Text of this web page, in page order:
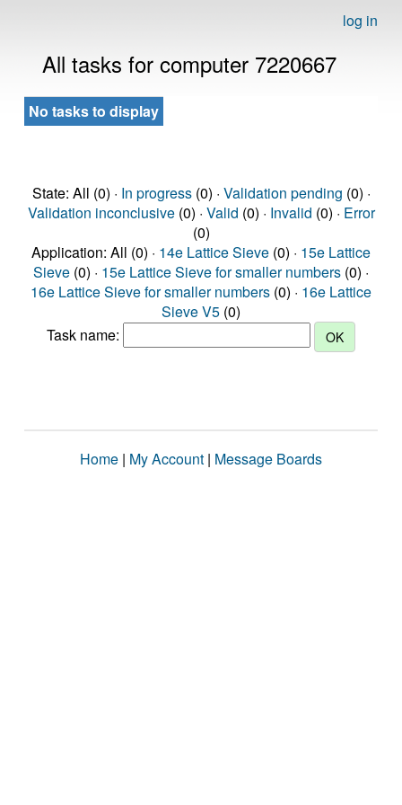
log in
All tasks for computer 7220667
No tasks to display
State: All (0) · In progress(0) · Validation pending (0) ·
Validation inconclusive(0) · Valid (0) · Invalid (0) · Error
(0)
Application: All (0) · 14e Lattice Sieve (0) · 15e Lattice
Sieve (0) · 15e Lattice Sieve for smaller numbers (0) ·
16e Lattice Sieve for smaller numbers (0) · 16e Lattice
Sieve V5 (0)
Task name:
Home | My Account | Message Boards